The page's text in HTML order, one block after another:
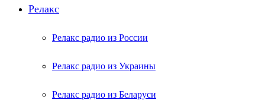
Релакс
Релакс радио из России
Релакс радио из Украины
Релакс радио из Беларуси